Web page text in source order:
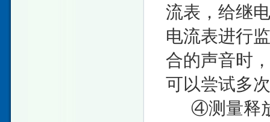
流表，给继
电流表进行
合的声音时
可以尝试多
④测量释放